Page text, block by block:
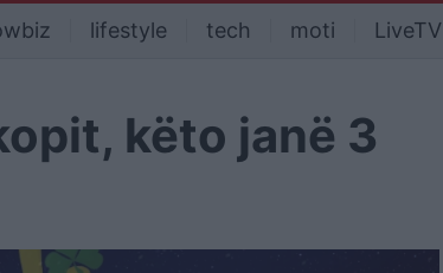
lifestyle tech moti LiveTV
këto janë 3